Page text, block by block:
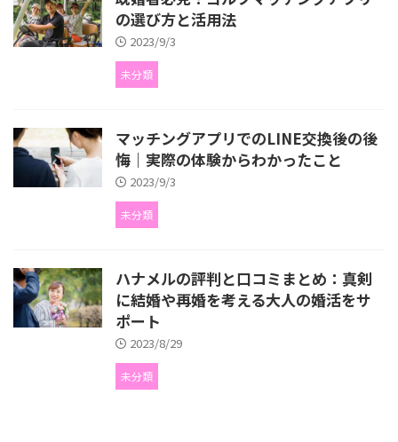
の選び方と活用法
2023/9/3
未分類
マッチングアプリでのLINE交換後の後
悔｜実際の体験からわかったこと
2023/9/3
未分類
ハナメルの評判と口コミまとめ：真剣
に結婚や再婚を考える大人の婚活をサ
ポート
2023/8/29
未分類